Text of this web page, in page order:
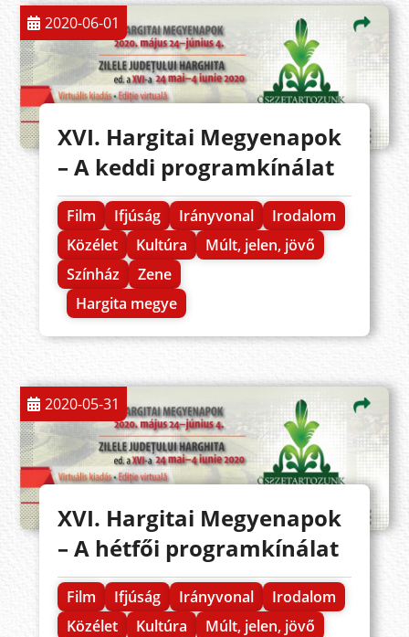
2020-06-01
XVI. Hargitai Megyenapok
– A keddi programkínálat
Film Ifjúság Irányvonal
Irodalom
Közélet
Kultúra
Múlt, jelen, jövő
Színház
Zene
Hargita megye
2020-05-31
XVI. Hargitai Megyenapok
– A hétfői programkínálat
Film Ifjúság Irányvonal
Irodalom
Közélet
Kultúra
Múlt, jelen, jövő